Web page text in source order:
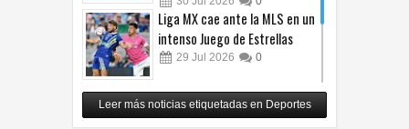
Liga MX cae ante la MLS en un
intenso Juego de Estrellas
29 Jul 2026 0
México vence 2-0 a Costa Rica
y avanza a cuartos del
Leer más noticias etiquetadas en Deportes